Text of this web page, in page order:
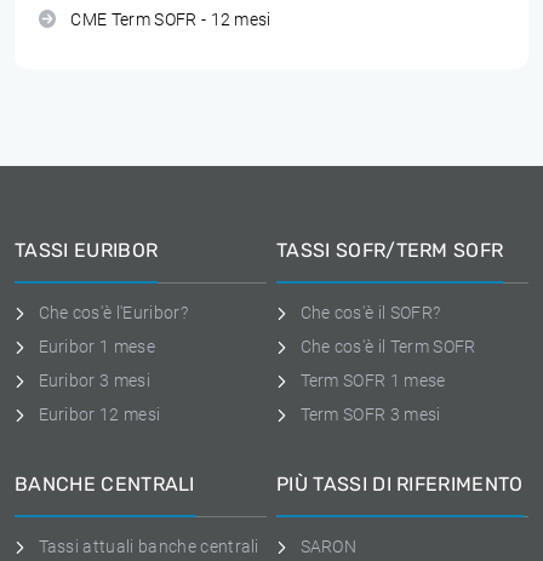
CME Term SOFR - 12 mesi
TASSI EURIBOR
Che cos'è l'Euribor?
Euribor 1 mese
Euribor 3 mesi
Euribor 12 mesi
TASSI SOFR/TERM SOFR
Che cos'è il SOFR?
Che cos'è il Term SOFR
Term SOFR 1 mese
Term SOFR 3 mesi
BANCHE CENTRALI
Tassi attuali banche centrali
PIÙ TASSI DI RIFERIMENTO
SARON